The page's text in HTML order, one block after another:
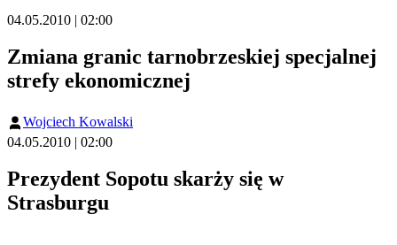
04.05.2010 | 02:00
Zmiana granic tarnobrzeskiej specjalnej
strefy ekonomicznej
Wojciech Kowalski
04.05.2010 | 02:00
Prezydent Sopotu skarży się w
Strasburgu